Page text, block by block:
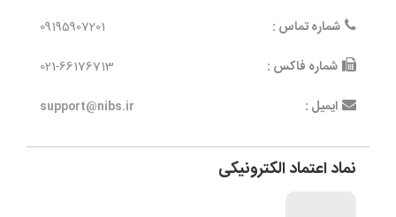
شماره تماس :
09195907201
شماره فاکس :
021-66176713
ایمیل :
support@nibs.ir
نماد اعتماد الکترونیکی